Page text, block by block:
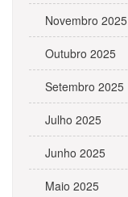
Novembro 2025
Outubro 2025
Setembro 2025
Julho 2025
Junho 2025
Maio 2025